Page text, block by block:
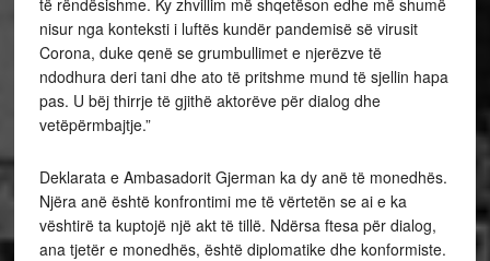
nisur nga konteksti i luftës kundër pandemisë së virusit
Corona, duke qenë se grumbullimet e njerëzve të
ndodhura deri tani dhe ato të pritshme mund të sjellin hapa
pas. U bëj thirrje të gjithë aktorëve për dialog dhe
vetëpërmbajtje.”
Deklarata e Ambasadorit Gjerman ka dy anë të monedhës.
Njëra anë është konfrontimi me të vërtetën se ai e ka
vështirë ta kuptojë një akt të tillë. Ndërsa ftesa për dialog,
ana tjetër e monedhës, është diplomatike dhe konformiste.